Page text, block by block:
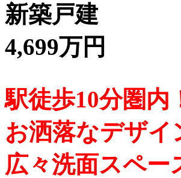
新築戸建
4,699万円
駅徒歩10分圏内
お洒落なデザイ
広々洗面スペー